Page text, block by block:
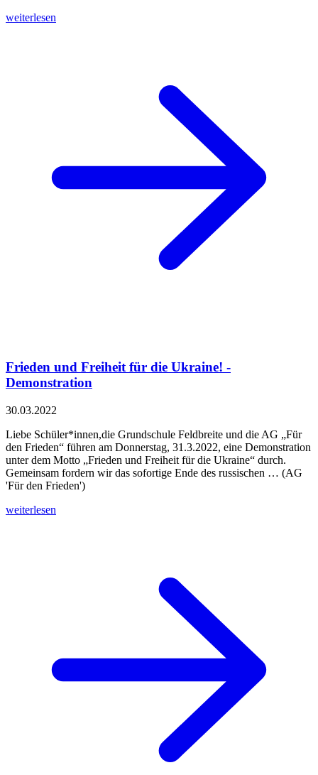
weiterlesen
Frieden und Freiheit für die Ukraine! -
Demonstration
30.03.2022
Liebe Schüler*innen,die Grundschule Feldbreite und die AG „Für
den Frieden“ führen am Donnerstag, 31.3.2022, eine Demonstration
unter dem Motto „Frieden und Freiheit für die Ukraine“ durch.
Gemeinsam fordern wir das sofortige Ende des russischen … (AG
'Für den Frieden')
weiterlesen